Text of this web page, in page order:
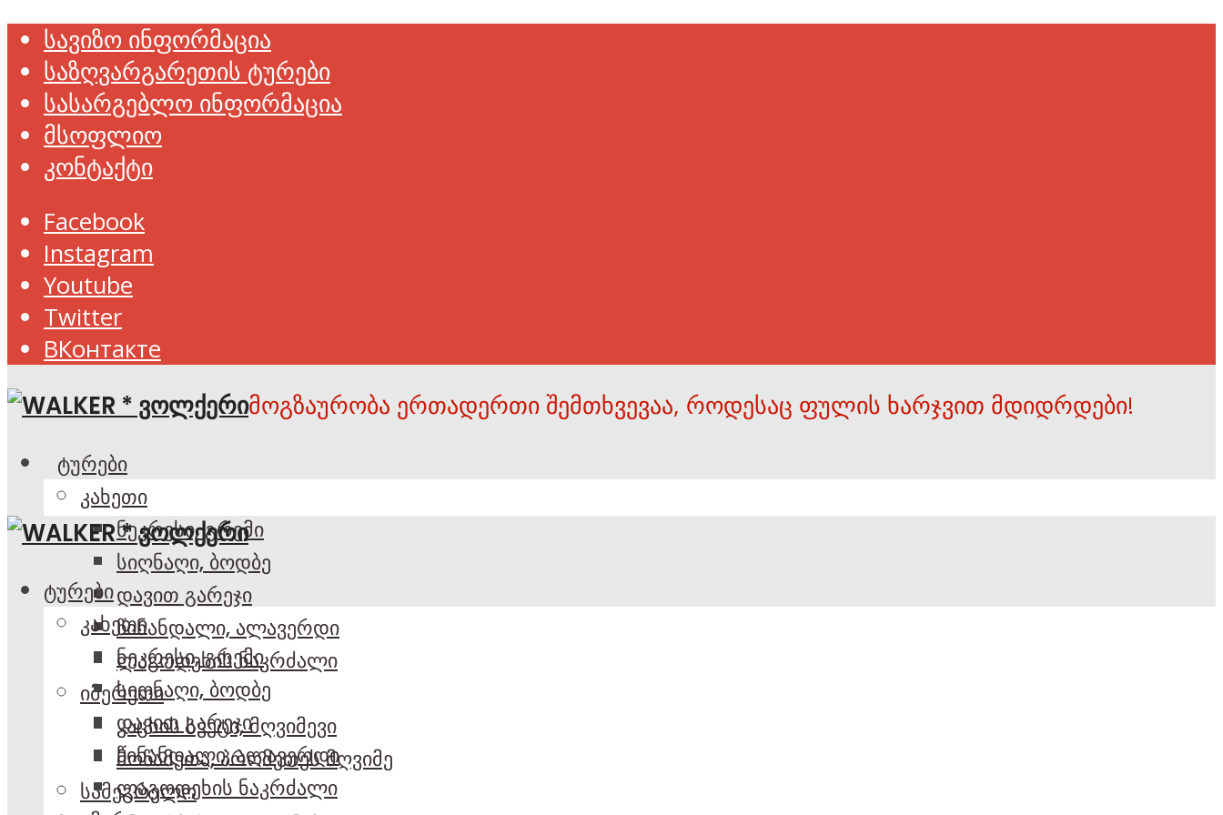
სავიზო ინფორმაცია
საზღვარგარეთის ტურები
სასარგებლო ინფორმაცია
მსოფლიო
კონტაქტი
Facebook
Instagram
Youtube
Twitter
ВКонтакте
მოგზაურობა ერთადერთი შემთხვევაა, როდესაც ფულის ხარჯვით მდიდრდები!
ტურები
კახეთი
ნეკრესი, გრემი
სიღნაღი, ბოდბე
დავით გარეჯი
წინანდალი, ალავერდი
ლაგოდეხის ნაკრძალი
იმერეთი
კაცხის სვეტი, მღვიმევი
მოწამეთა, პრომეთეს მღვიმე
სამეგრელო
ტურები
კახეთი
ნეკრესი, გრემი
სიღნაღი, ბოდბე
დავით გარეჯი
წინანდალი, ალავერდი
ლაგოდეხის ნაკრძალი